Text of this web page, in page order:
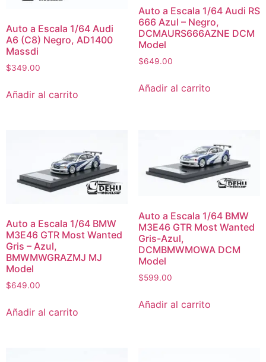
Auto a Escala 1/64 Audi
A6 (C8) Negro, AD1400
Massdi
$349.00
Añadir al carrito
Auto a Escala 1/64 Audi RS
666 Azul – Negro,
DCMAURS666AZNE DCM
Model
$649.00
Añadir al carrito
Auto a Escala 1/64 BMW
M3E46 GTR Most Wanted
Gris – Azul,
BMWMWGRAZMJ MJ
Model
$649.00
Añadir al carrito
Auto a Escala 1/64 BMW
M3E46 GTR Most Wanted
Gris-Azul,
DCMBMWMOWA DCM
Model
$599.00
Añadir al carrito